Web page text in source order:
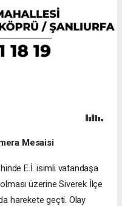
Mesaisi
E.İ. isimli vatandaşa
üzerine Siverek İlçe
harekete geçti. Olay